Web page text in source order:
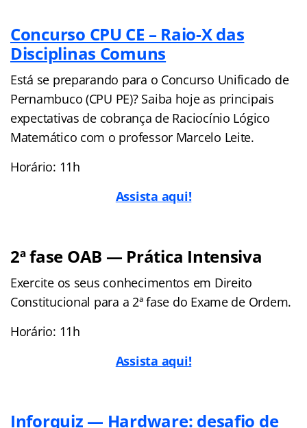
Concurso CPU CE – Raio-X das
Disciplinas Comuns
Está se preparando para o Concurso Unificado de
Pernambuco (CPU PE)? Saiba hoje as principais
expectativas de cobrança de Raciocínio Lógico
Matemático com o professor Marcelo Leite.
Horário: 11h
Assista aqui!
2ª fase OAB — Prática Intensiva
Exercite os seus conhecimentos em Direito
Constitucional para a 2ª fase do Exame de Ordem.
Horário: 11h
Assista aqui!
Inforquiz — Hardware: desafio de